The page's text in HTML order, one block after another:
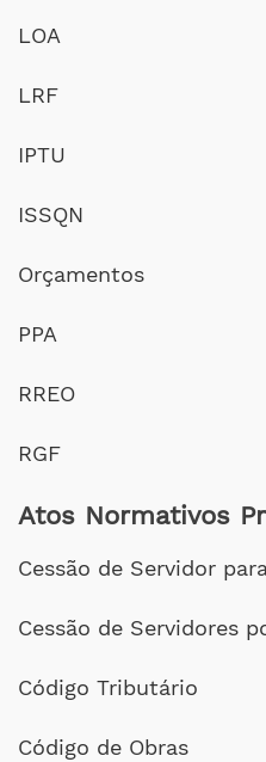
LOA
LRF
IPTU
ISSQN
Orçamentos
PPA
RREO
RGF
Atos Normativos
Cessão de Servidor
Cessão de Servidores
Código Tributário
Código de Obras